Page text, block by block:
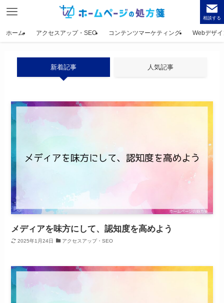
相談する
ホーム アクセスアップ・SEO コンテンツマーケティング Webデザ
新着記事 人気記事
メディアを味方にして、認知度を高めよう
2025年1月24日 アクセスアップ・SEO